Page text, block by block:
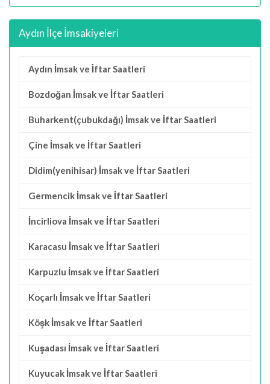
Aydın İlçe İmsakiyeleri
Aydın İmsak ve İftar Saatleri
Bozdoğan İmsak ve İftar Saatleri
Buharkent(çubukdağı) İmsak ve İftar Saatleri
Çine İmsak ve İftar Saatleri
Didim(yenihisar) İmsak ve İftar Saatleri
Germencik İmsak ve İftar Saatleri
İncirliova İmsak ve İftar Saatleri
Karacasu İmsak ve İftar Saatleri
Karpuzlu İmsak ve İftar Saatleri
Koçarlı İmsak ve İftar Saatleri
Köşk İmsak ve İftar Saatleri
Kuşadası İmsak ve İftar Saatleri
Kuyucak İmsak ve İftar Saatleri